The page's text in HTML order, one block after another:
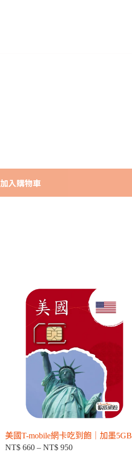
加入購物車
美國T-mobile網卡吃到飽｜加墨5GB
NT$660 – NT$950價